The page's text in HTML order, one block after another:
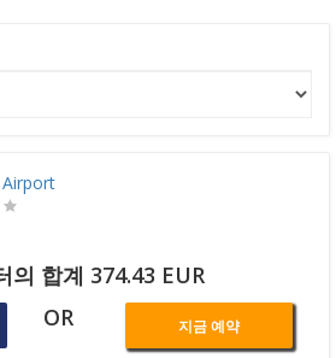
의 합계 374.43 EUR
OR 지금 예약